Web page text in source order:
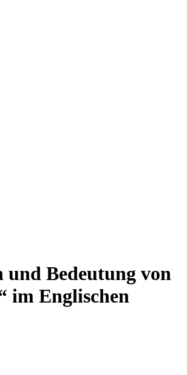
Bedeutung von
im Englischen